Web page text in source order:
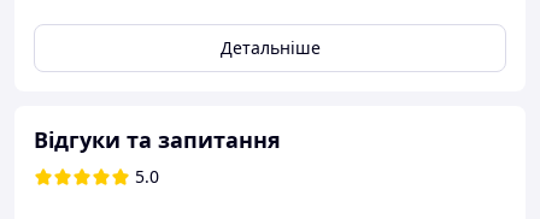
750 мл — ідеальний варіант для дому та офісу:
• Матеріал: термостійке боросилікатне скло, яке не
Детальніше
Відгуки та запитання
5.0